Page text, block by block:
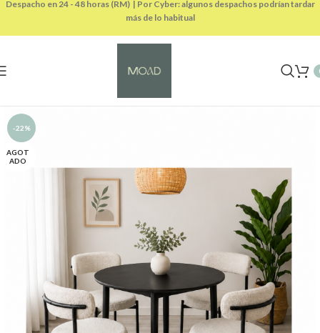
-22%
AGOT
ADO
Despacho en 24 - 48 horas (RM) | Por Cyber: algunos despachos podrían tardar
más de lo habitual